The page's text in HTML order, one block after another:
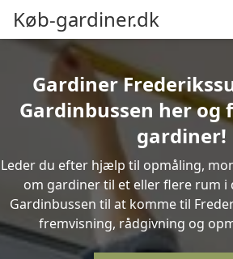
Køb-gardiner.dk
Gardiner
Gardinbussen her og
gardiner!
Leder du efter hjælp til opmåling,
om gardiner til et eller flere rum i
Gardinbussen til at komme til
fremvisning, rådgivning og